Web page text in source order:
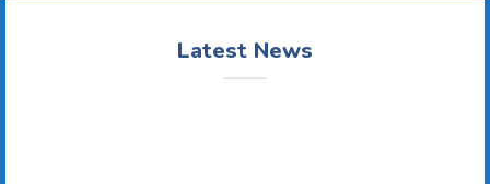
Latest News